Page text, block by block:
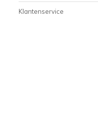
Klantenservice